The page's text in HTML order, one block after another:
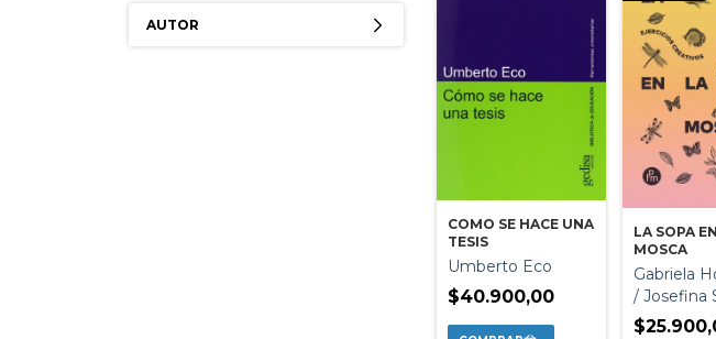
AUTOR
COMO SE HACE UNA
TESIS
Umberto Eco
$40.900,00
LA SOPA
MOSCA
Gabriela
/ Josefina